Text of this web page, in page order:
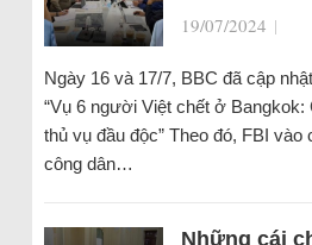
19/07/2024 |
Ngày 16 và 17/7, BBC đã cập
“Vụ 6 người Việt chết ở Bangkok:
thủ vụ đầu độc” Theo đó, FBI vào
công dân…
Những cái